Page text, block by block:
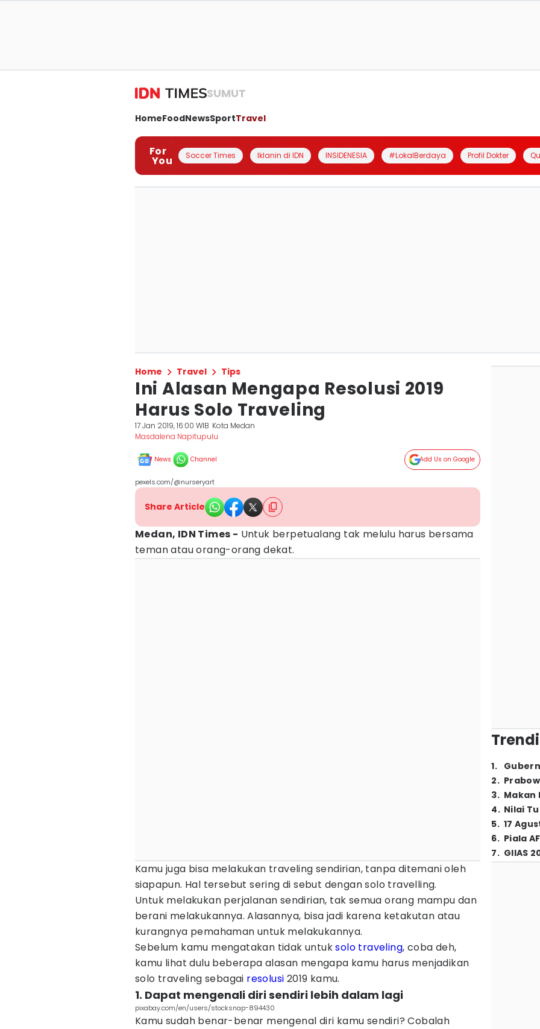
SUMUT
HomeFoodNewsSportTravel
For
You Soccer Times Iklanin di IDN INSIDENESIA #LokalBerdaya Profil Dokter
Home Travel Tips
Ini Alasan Mengapa Resolusi 2019
Harus Solo Traveling
17 Jan 2019, 16:00 WIB Kota Medan
Masdalena Napitupulu
News Channel Add Us on Google
pexels.com/@nurseryart
Share Article
Medan, IDN Times - Untuk berpetualang tak melulu harus bersama
teman atau orang-orang dekat.
Kamu juga bisa melakukan traveling sendirian, tanpa ditemani oleh
siapapun. Hal tersebut sering di sebut dengan solo travelling.
Untuk melakukan perjalanan sendirian, tak semua orang mampu dan
berani melakukannya. Alasannya, bisa jadi karena ketakutan atau
kurangnya pemahaman untuk melakukannya.
Sebelum kamu mengatakan tidak untuksolo traveling, coba deh,
kamu lihat dulu beberapa alasan mengapa kamu harus menjadikan
solo traveling sebagai resolusi 2019 kamu.
1. Dapat mengenali diri sendiri lebih dalam lagi
pixabay.com/en/users/stocksnap-894430
Kamu sudah benar-benar mengenal diri kamu sendiri? Cobalah
1.
2.
3. Makan
4. Nilai
5. 17
6. Piala
7. GIIAS